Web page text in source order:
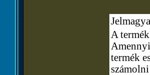
A
termék